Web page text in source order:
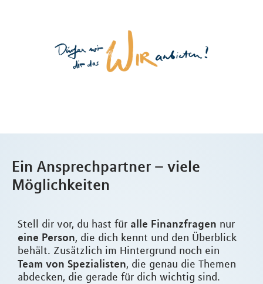
Ein Ansprechpartner – viele
Möglichkeiten
Stell dir vor, du hast für alle Finanzfragen nur
eine Person, die dich kennt und den Überblick
behält. Zusätzlich im Hintergrund noch ein
Team von Spezialisten, die genau die Themen
abdecken, die gerade für dich wichtig sind.